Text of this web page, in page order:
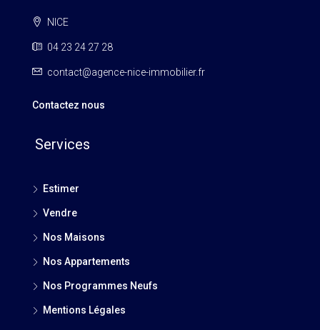
NICE
04 23 24 27 28
contact@agence-nice-immobilier.fr
Contactez nous
Services
Estimer
Vendre
Nos Maisons
Nos Appartements
Nos Programmes Neufs
Mentions Légales